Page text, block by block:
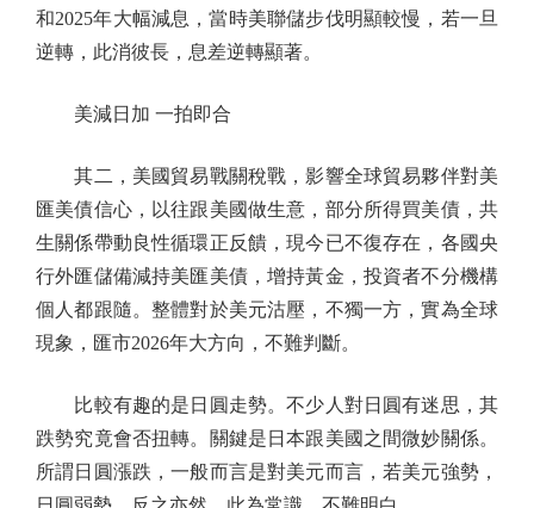
和2025年大幅減息，當時美聯儲步伐明顯較慢，若一旦
逆轉，此消彼長，息差逆轉顯著。
美減日加 一拍即合
其二，美國貿易戰關稅戰，影響全球貿易夥伴對美
匯美債信心，以往跟美國做生意，部分所得買美債，共
生關係帶動良性循環正反饋，現今已不復存在，各國央
行外匯儲備減持美匯美債，增持黃金，投資者不分機構
個人都跟隨。整體對於美元沽壓，不獨一方，實為全球
現象，匯市2026年大方向，不難判斷。
比較有趣的是日圓走勢。不少人對日圓有迷思，其
跌勢究竟會否扭轉。關鍵是日本跟美國之間微妙關係。
所謂日圓漲跌，一般而言是對美元而言，若美元強勢，